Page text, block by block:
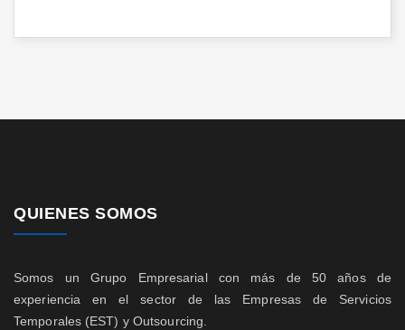
QUIENES SOMOS
Somos un Grupo Empresarial con más de 50 años de
experiencia en el sector de las Empresas de Servicios
Temporales (EST) y Outsourcing.